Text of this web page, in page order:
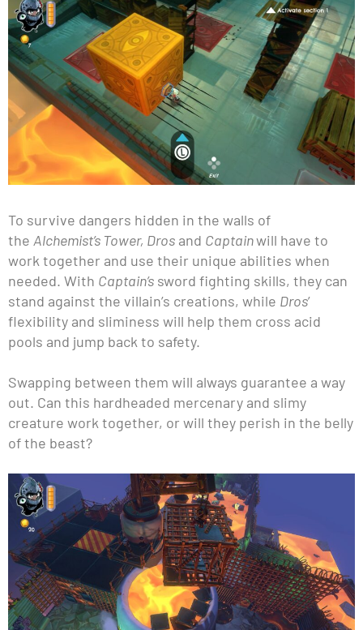
To survive dangers hidden in the walls of
the Alchemist’s Tower, Dros and Captainwill have to
work together and use their unique abilities when
needed. With Captain’s sword fighting skills, they can
stand against the villain’s creations, while Dros’
flexibility and sliminess will help them cross acid
pools and jump back to safety.
Swapping between them will always guarantee a way
out. Can this hardheaded mercenary and slimy
creature work together, or will they perish in the belly
of the beast?